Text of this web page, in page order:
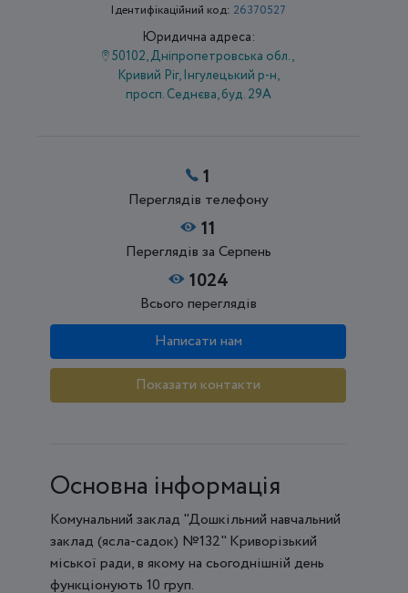
Ідентифікаційний код: 26370527
Юридична адреса:
50102, Дніпропетровська обл.,
Кривий Ріг, Інгулецький р-н,
просп. Седнєва, буд. 29А
1
Переглядів телефону
11
Переглядів за Серпень
1024
Всього переглядів
Написати нам
Показати контакти
Основна інформація
Комунальний заклад "Дошкільний навчальний
заклад (ясла-садок) №132" Криворізький
міської ради, в якому на сьогоднішній день
функціонують 10 груп.